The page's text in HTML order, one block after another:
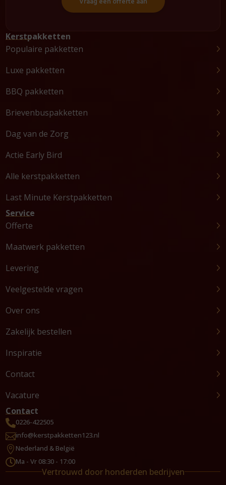
Kerstpakketten
Populaire pakketten
Luxe pakketten
BBQ pakketten
Brievenbuspakketten
Dag van de Zorg
Actie Early Bird
Alle kerstpakketten
Last Minute Kerstpakketten
Service
Offerte
Maatwerk pakketten
Levering
Veelgestelde vragen
Over ons
Zakelijk bestellen
Inspiratie
Contact
Vacature
Contact
0226-422505
info@kerstpakketten123.nl
 Nederland & België
Ma - Vr 08:30 - 17:00
Vertrouwd door honderden bedrijven